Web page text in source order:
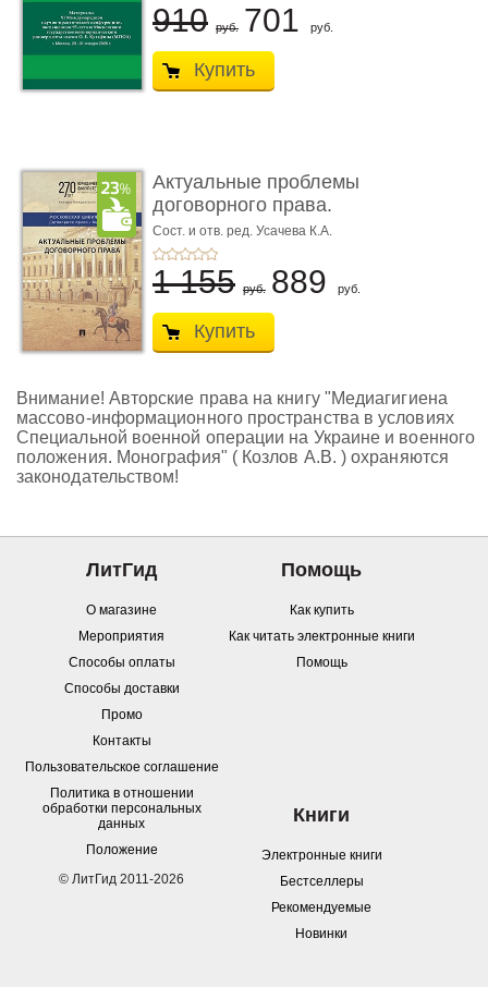
910 руб. 701 руб.
Купить
Актуальные проблемы
договорного права.
Выпуск ...
Сост. и отв. ред. Усачева К.А.
1 155 руб. 889 руб.
Купить
Внимание! Авторские права на книгу "Медиагигиена
массово-информационного пространства в условиях
Cпециальной военной операции на Украине и военного
положения. Монография" ( Козлов А.В. ) охраняются
законодательством!
ЛитГид
О магазине
Мероприятия
Способы оплаты
Способы доставки
Промо
Контакты
Пользовательское соглашение
Политика в отношении
обработки персональных
данных
Положение
© ЛитГид 2011-2026
Помощь
Как купить
Как читать электронные книги
Помощь
Книги
Электронные книги
Бестселлеры
Рекомендуемые
Новинки